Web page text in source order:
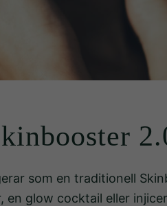
som en traditionell
en glow cocktail eller